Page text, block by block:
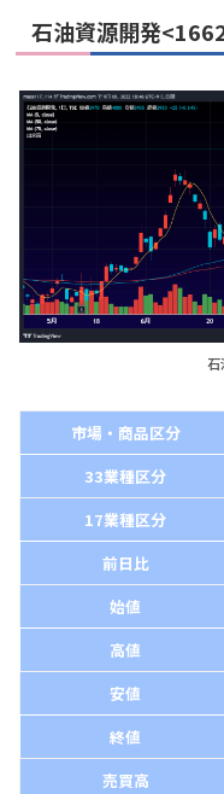
石油資源開発
石
市場・商品区分
33業種区分
17業種区分
前日比
始値
高値
安値
終値
売買高